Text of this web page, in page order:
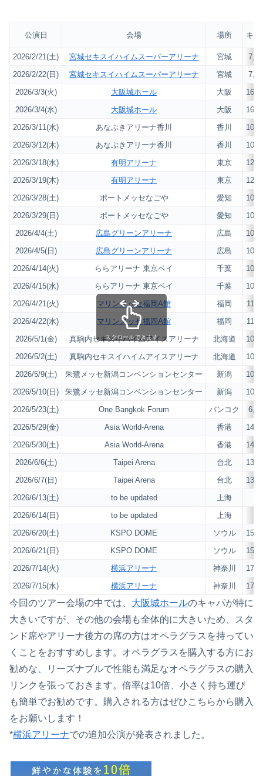
公演日 会場 場所 キャ
2026/2/21(土) 宮城セキスイハイムスーパーアリーナ 宮城
2026/2/22(日)
宮城セキスイハイムスーパーアリーナ 宮城
2026/3/3(火)
大阪城ホール 大阪
2026/3/4(水)
大阪城ホール 大阪
2026/3/11(水)
あなぶきアリーナ香川 香川
2026/3/12(木)
あなぶきアリーナ香川 香川
2026/3/18(水)
有明アリーナ 東京
2026/3/19(木)
有明アリーナ 東京
2026/3/28(土)
ポートメッセなごや 愛知
2026/3/29(日)
ポートメッセなごや 愛知
2026/4/4(土)
広島グリーンアリーナ 広島
2026/4/5(日)
広島グリーンアリーナ 広島
2026/4/14(火)
ららアリーナ 東京ベイ 千葉
2026/4/15(水)
ららアリーナ 東京ベイ 千葉
2026/4/21(火)
マリンメッセ福岡A館 福岡
2026/4/22(水)
マリンメッセ福岡A館 福岡
2026/5/1(金)
真駒内セキスイハイムアイスアリーナ 北海道
2026/5/2(土)
真駒内セキスイハイムアイスアリーナ 北海道
2026/5/9(土)
朱鷺メッセ新潟コンベンションセンター 新潟
2026/5/10(日)
朱鷺メッセ新潟コンベンションセンター 新潟
2026/5/23(土)
One Bangkok Forum バンコク
2026/5/29(金)
Asia World-Arena 香港
2026/5/30(土)
Asia World-Arena 香港
2026/6/6(土)
Taipei Arena 台北
2026/6/7(日)
Taipei Arena 台北
2026/6/13(土)
to be updated 上海
2026/6/14(日)
to be updated 上海
2026/6/20(土)
KSPO DOME ソウル
2026/6/21(日)
KSPO DOME ソウル
2026/7/14(火)
横浜アリーナ 神奈川
2026/7/15(水)
横浜アリーナ 神奈川
スクロールできます
今回のツアー会場の中では、 大阪城ホールのキャパが特に
大きいですが、その他の会場も全体的に大きいため、スタ
ンド席やアリーナ後方の席の方はオペラグラスを持ってい
くことをおすすめします。オペラグラスを購入する方にお
勧めな、リーズナブルで性能も満足なオペラグラスの購入
リンクを張っておきます。倍率は10倍、小さく持ち運び
も簡単でお勧めです。 購入される方はぜひこちらから購入
をお願いします！
*横浜アリーナでの追加公演が発表されました。